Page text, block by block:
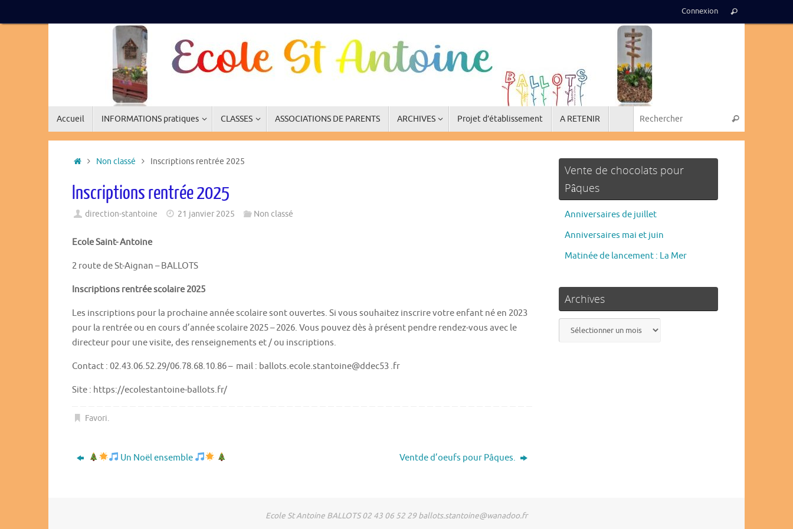
au
Connexion
pour
Rechercher
Accueil INFORMATIONS pratiques CLASSES ASSOCIATIONS DE PARENTS ARCHIVES Projet d’établissement A RETENIR Rechercher
Accueil
Non classé Inscriptions rentrée 2025
Inscriptions rentrée 2025
direction-stantoine 21 janvier 2025 Non classé
Ecole Saint- Antoine
2 route de St-Aignan – BALLOTS
Inscriptions rentrée scolaire 2025
Les inscriptions pour la prochaine année scolaire sont ouvertes. Si vous souhaitez inscrire votre enfant né en 2023
pour la rentrée ou en cours d’année scolaire 2025 – 2026. Vous pouvez dès à présent pendre rendez-vous avec le
directeur pour une visite, des renseignements et / ou inscriptions.
Contact : 02.43.06.52.29/06.78.68.10.86 – mail : ballots.ecole.stantoine@ddec53 .fr
Site : https://ecolestantoine-ballots.fr/
Favori.
Un Noël ensemble Ventde d’oeufs pour Pâques.
Vente de chocolats pour
Pâques
Anniversaires de juillet
Anniversaires mai et juin
Matinée de lancement : La Mer
Archives
Archives
Ecole St Antoine BALLOTS 02 43 06 52 29 ballots.stantoine@wanadoo.fr